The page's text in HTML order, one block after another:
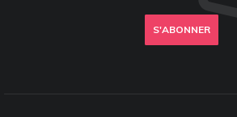
S'ABONNER